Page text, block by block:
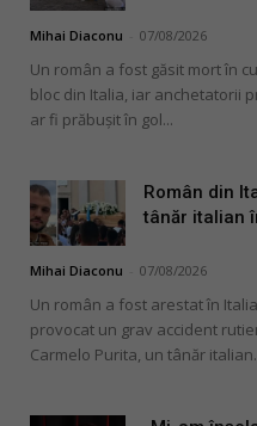
Mihai Diaconu 07/08/2026
Un român a fost găsit mort în
bloc din Italia, iar anchetatorii
ar fi prăbușit în gol...
Român din
tânăr italian
Mihai Diaconu 07/08/2026
Un român a fost arestat în
provocat un grav accident
Carmelo Purita, un tânăr